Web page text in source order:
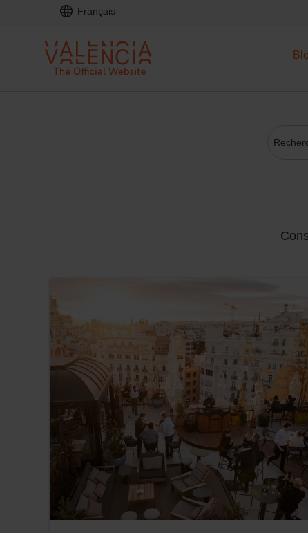
Français